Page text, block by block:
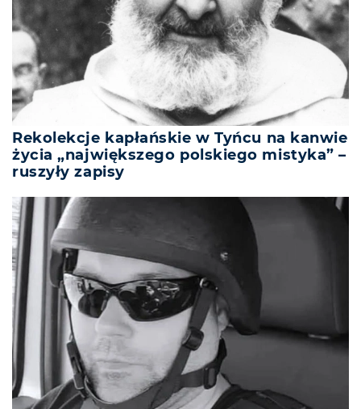
Rekolekcje kapłańskie w Tyńcu na kanwie
życia „największego polskiego mistyka” –
ruszyły zapisy